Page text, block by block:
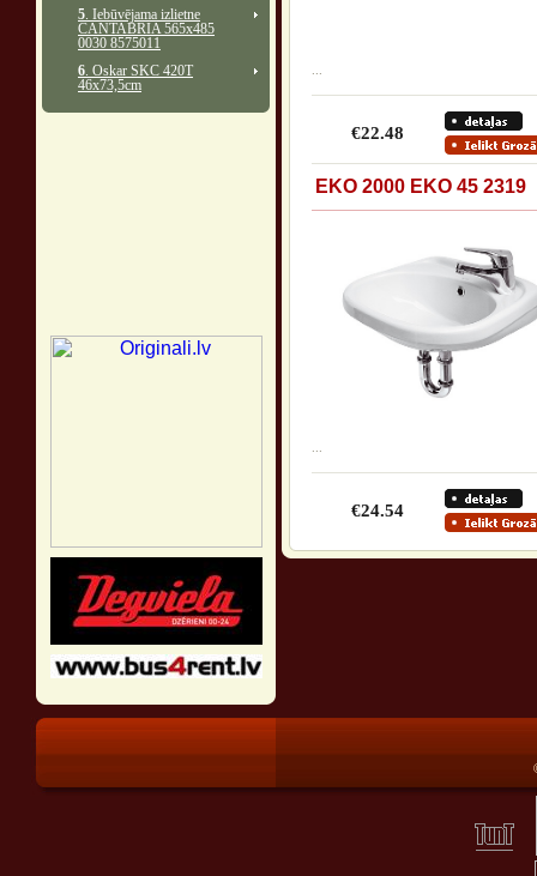
5. Iebūvējama izlietne
CANTABRIA 565x485
0030 8575011
6. Oskar SKC 420T
46x73,5cm
€22.48
EKO 2000 EKO 45 2319
€24.54